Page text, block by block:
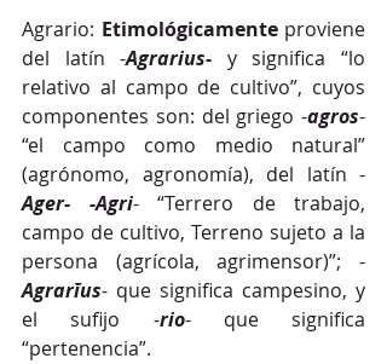
Agrario: Etimológicamente proviene
del latín -Agrarius- y significa “lo
relativo al campo de cultivo”, cuyos
componentes son: del griego -agros-
“el campo como medio natural”
(agrónomo, agronomía), del latín -
Ager- -Agri- “Terrero de trabajo,
campo de cultivo, Terreno sujeto a la
persona (agrícola, agrimensor)”; -
Agrarĭus- que significa campesino, y
el sufijo -rio- que significa
“pertenencia”.